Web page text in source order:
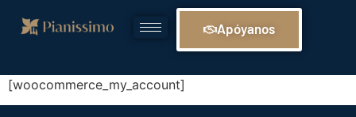
Apóyanos
[woocommerce_my_account]